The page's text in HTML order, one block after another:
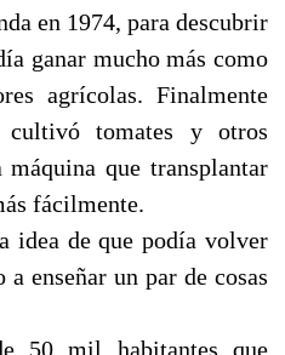
en 1974, para descubrir
ganar mucho más como
agrícolas. Finalmente
cultivó tomates y otros
que transplantar
fácilmente.
idea de que podía volver
enseñar un par de cosas
50 mil habitantes que